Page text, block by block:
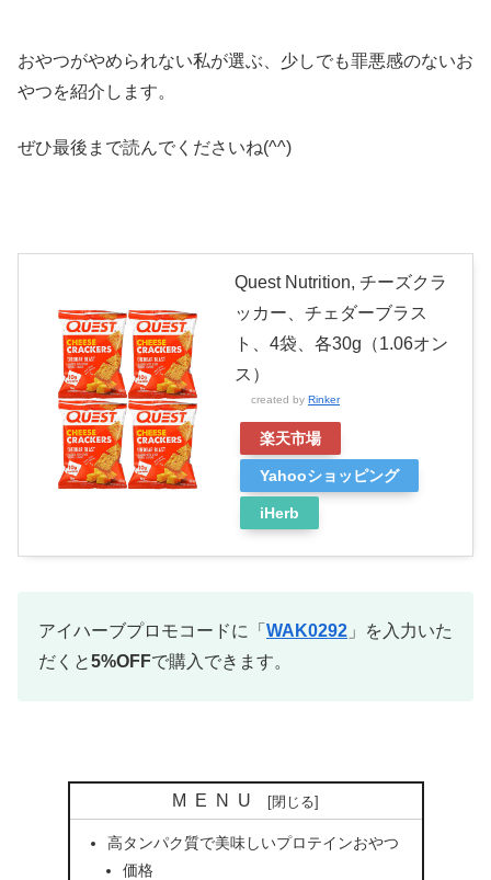
おやつがやめられない私が選ぶ、少しでも罪悪感のないお
やつを紹介します。
ぜひ最後まで読んでくださいね(^^)
Quest Nutrition, チーズクラ
ッカー、チェダーブラス
ト、4袋、各30g（1.06オン
ス）
created by Rinker
楽天市場
Yahooショッピング
iHerb
アイハーブプロモコードに「 WAK0292 」を入力いた
だくと5%OFFで購入できます。
MENU
高タンパク質で美味しいプロテインおやつ
価格